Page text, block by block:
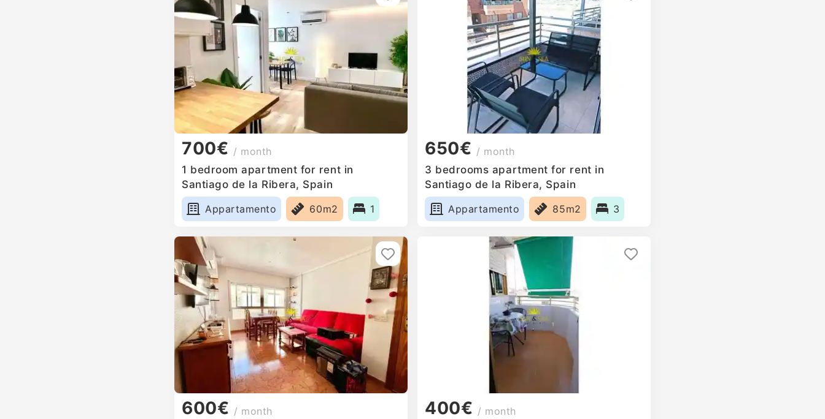
700€ / month
1 bedroom apartment for rent in
Santiago de la Ribera, Spain
Appartamento
60m2 1
650€ / month
3 bedrooms apartment for rent in
Santiago de la Ribera, Spain
Appartamento
85m2 3
600€ / month
400€ / month